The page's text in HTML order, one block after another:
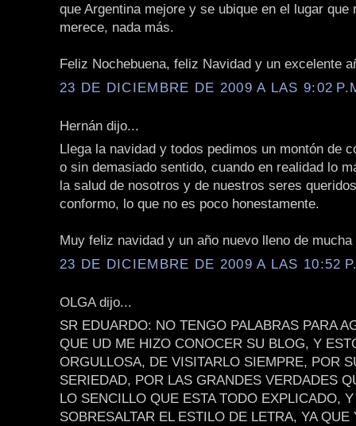
que Argentina mejore y se ubique en el lugar que
merece, nada más.
Feliz Nochebuena, feliz Navidad y un excelente
23 DE DICIEMBRE DE 2009 A LAS 9:02
Hernán dijo...
Llega la navidad y todos pedimos un montón de
o sin demasiado sentido, cuando en realidad lo
la salud de nosotros y de nuestros seres
conformo, lo que no es poco honestamente.
Muy feliz navidad y un año nuevo lleno de mucha
23 DE DICIEMBRE DE 2009 A LAS 10:52
OLGA dijo...
SR EDUARDO: NO TENGO PALABRAS PARA
QUE UD ME HIZO CONOCER SU BLOG, Y
ORGULLOSA, DE VISITARLO SIEMPRE, POR
SERIEDAD, POR LAS GRANDES VERDADES
LO SENCILLO QUE ESTA TODO EXPLICADO,
SOBRESALTAR EL ESTILO DE LETRA, YA QUE